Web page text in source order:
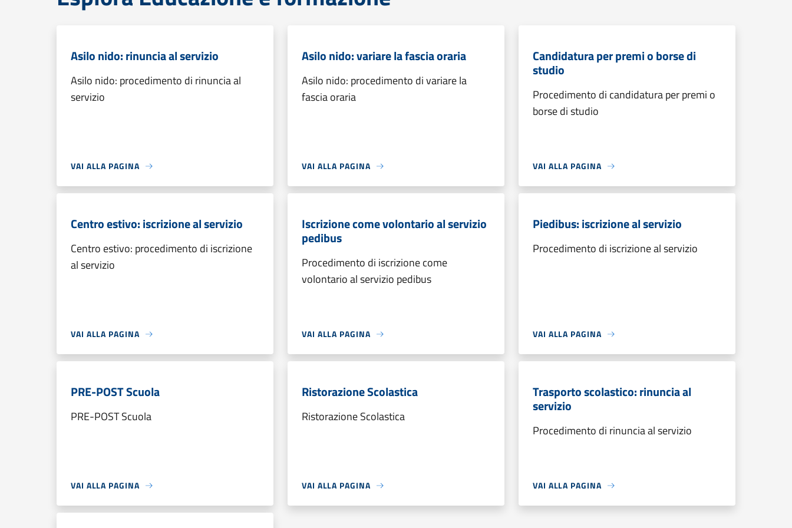
Asilo nido: rinuncia al servizio
Asilo nido: procedimento di rinuncia al
servizio
VAI ALLA PAGINA
Asilo nido: variare la fascia oraria
Asilo nido: procedimento di variare la
fascia oraria
VAI ALLA PAGINA
Candidatura per premi o borse di
studio
Procedimento di candidatura per premi o
borse di studio
VAI ALLA PAGINA
Centro estivo: iscrizione al servizio
Centro estivo: procedimento di iscrizione
al servizio
VAI ALLA PAGINA
Iscrizione come volontario al servizio
pedibus
Procedimento di iscrizione come
volontario al servizio pedibus
VAI ALLA PAGINA
Piedibus: iscrizione al servizio
Procedimento di iscrizione al servizio
VAI ALLA PAGINA
PRE-POST Scuola
PRE-POST Scuola
VAI ALLA PAGINA
Ristorazione Scolastica
Ristorazione Scolastica
VAI ALLA PAGINA
Trasporto scolastico: rinuncia al
servizio
Procedimento di rinuncia al servizio
VAI ALLA PAGINA